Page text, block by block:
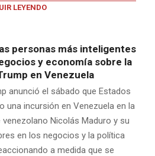
LEYENDO
personas más inteligentes
y economía sobre la
en Venezuela
anunció el sábado que Estados
una incursión en Venezuela en la
Nicolás Maduro y su
en los negocios y la política
a medida que se